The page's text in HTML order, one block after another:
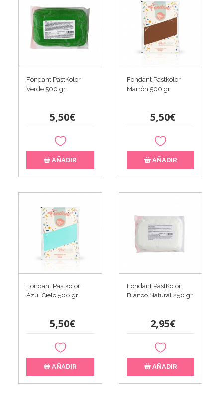
Fondant PastKolor
Verde 500 gr
5,50€
AÑADIR
Fondant Pastkolor
Marrón 500 gr
5,50€
AÑADIR
Fondant Pastkolor
Azul Cielo 500 gr
5,50€
AÑADIR
Fondant PastKolor
Blanco Natural 250 gr
2,95€
AÑADIR